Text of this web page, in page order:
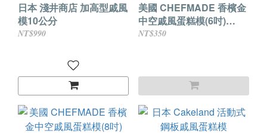
日本 淺井商店 加高型戚風
模10公分
NT$990
美國 CHEFMADE 香檳金
中空戚風蛋糕模(6吋)
WK9073
NT$350